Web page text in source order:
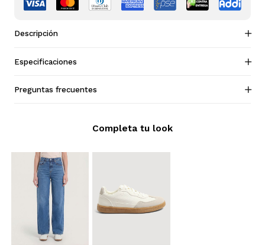
Descripción
Especificaciones
Preguntas frecuentes
Completa tu look